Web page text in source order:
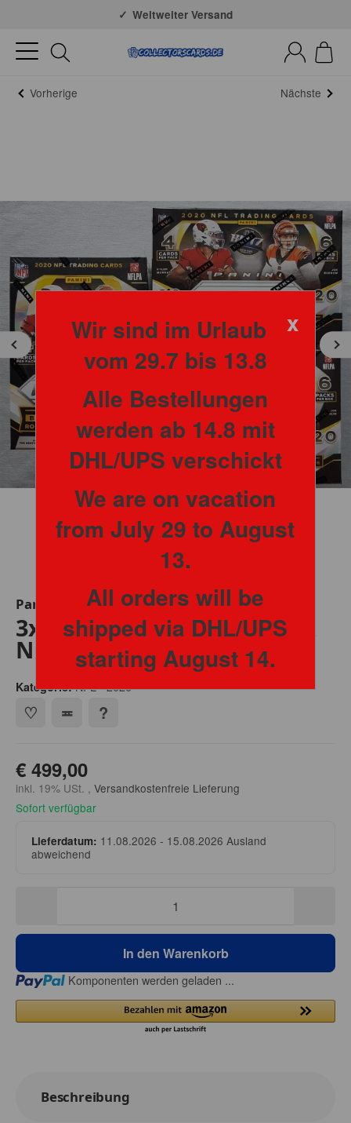
Weltweiter Versand
Vorherige Nächste
Panini
3x Panini Prizm Blaster Box
NFL Football 2020
Kategorie:NFL - 2020
€ 499,00
inkl. 19% USt. , Versandkostenfreie Lieferung
Sofort verfügbar
Lieferdatum: 11.08.2026 - 15.08.2026Ausland
abweichend
In den Warenkorb
Loading... Komponenten werden geladen ...
Beschreibung
x
Wir sind im Urlaub
vom 29.7 bis 13.8
Alle Bestellungen
werden ab 14.8 mit
DHL/UPS verschickt
We are on vacation
from July 29 to August
13.
All orders will be
shipped via DHL/UPS
starting August 14.